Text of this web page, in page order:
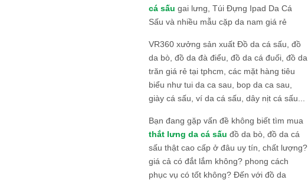
cá sấu gai lưng, Túi Đựng Ipad Da Cá
Sấu và nhiều mẫu cặp da nam giá rẻ
VR360 xưởng sản xuất Đồ da cá sấu, đồ
da bò, đồ da đà điểu, đồ da cá đuối, đồ da
trăn giá rẻ tại tphcm, các mặt hàng tiêu
biểu như tui da ca sau, bop da ca sau,
giày cá sấu, ví da cá sấu, dây nịt cá sấu...
Bạn đang gặp vấn đề không biết tìm mua
thắt lưng da cá sấu đồ da bò, đồ da cá
sấu thật cao cấp ở đâu uy tín, chất lượng?
giá cả có đắt lắm không? phong cách
phục vụ có tốt không? Đến với đồ da